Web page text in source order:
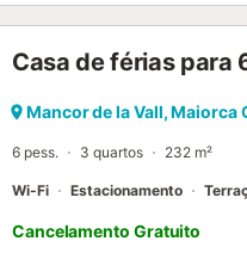
separação correcta dos
Casa de férias para
Mancor de la Vall, Maiorca
6 pess. 3 quartos 232 m²
Wi-Fi Estacionamento
Cancelamento Gratuito